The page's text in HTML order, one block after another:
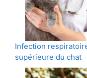
Infection
supérieure du chat